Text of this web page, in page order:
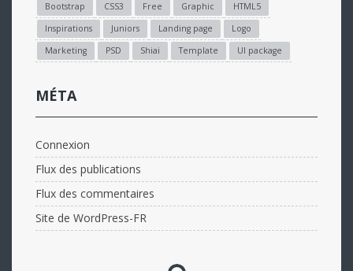
Bootstrap CSS3 Free Graphic
HTML5
Inspirations
Juniors Landing page
Logo
Marketing
PSD Shiai Template UI package
MÉTA
Connexion
Flux des publications
Flux des commentaires
Site de WordPress-FR